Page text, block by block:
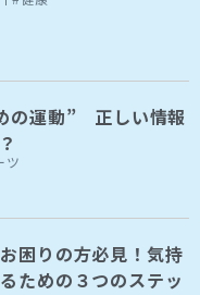
の運動” 正しい情報
ツ
困りの方必見！気持
ための３つのステッ